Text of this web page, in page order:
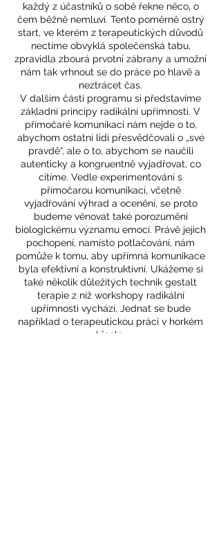
každý z účastníků o sobě řekne něco, o
čem běžně nemluví. Tento poměrně ostrý
start, ve kterém z terapeutických důvodů
nectíme obvyklá společenská tabu,
zpravidla zbourá prvotní zábrany a umožní
nám tak vrhnout se do práce po hlavě a
neztrácet čas.
V dalším části programu si představíme
základní principy radikální upřímnosti. V
přímočaré komunikaci nám nejde o to,
abychom ostatní lidi přesvědčovali o „své
pravdě“, ale o to, abychom se naučili
autenticky a kongruentně vyjadřovat, co
cítíme. Vedle experimentování s
přímočarou komunikací, včetně
vyjadřování výhrad a ocenění, se proto
budeme věnovat také porozumění
biologickému významu emocí. Právě jejich
pochopení, namísto potlačování, nám
pomůže k tomu, aby upřímná komunikace
byla efektivní a konstruktivní. Ukážeme si
také několik důležitých technik gestalt
terapie z níž workshopy radikální
upřímnosti vychází. Jednat se bude
například o terapeutickou práci v horkém
křesle.